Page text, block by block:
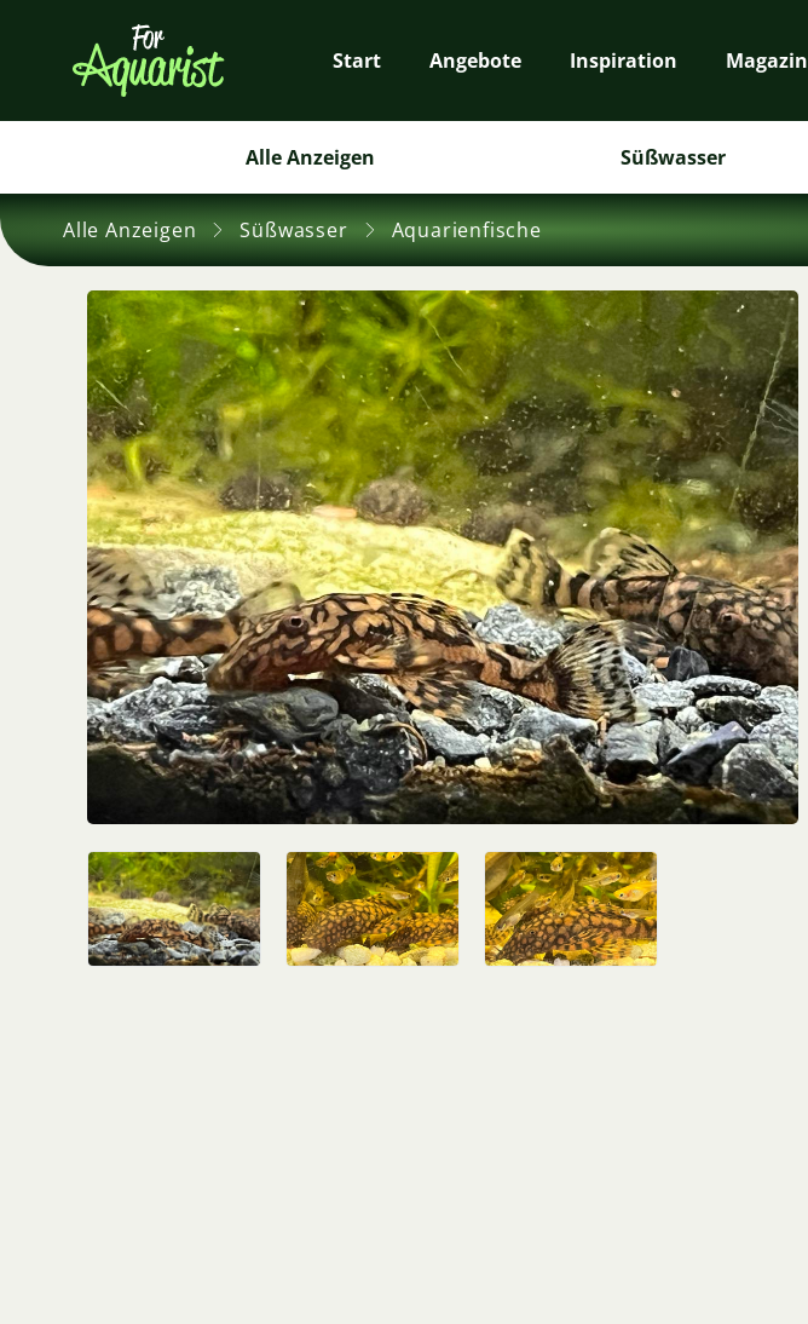
Start Angebote Inspiration Magazin
Alle Anzeigen Süßwasser
Alle Anzeigen Süßwasser Aquarienfische